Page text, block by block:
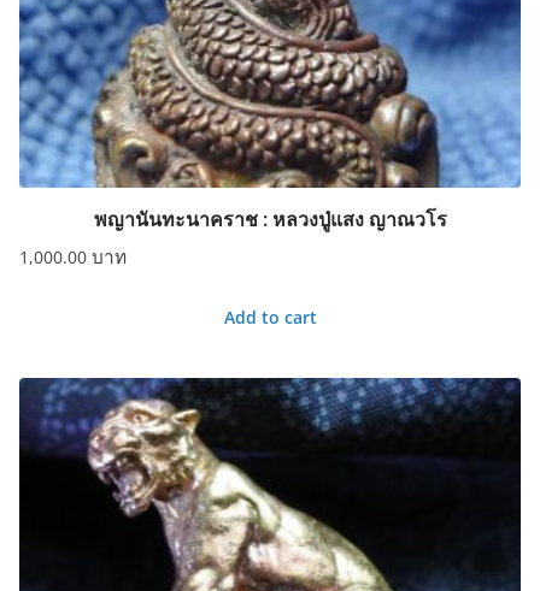
พญานันทะนาคราช : หลวงปู่แสง ญาณวโร
1,000.00
Add to cart